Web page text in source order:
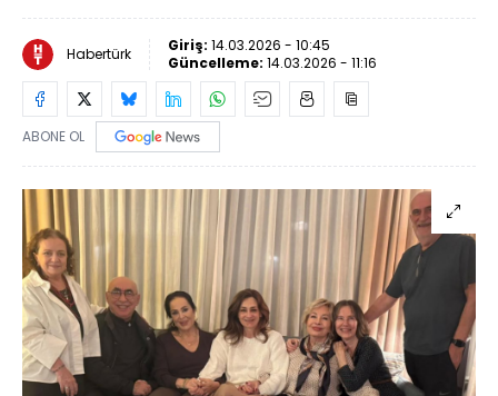
Habertürk Giriş: 14.03.2026 - 10:45
Güncelleme: 14.03.2026 - 11:16
ABONE OL